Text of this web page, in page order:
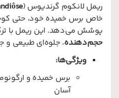
ریمل لانکوم گرندیوس (
خاص برس خمیده خود، حتی
پوشش می‌دهد. این ریمل با
حجم‌دهنده، جلوه‌ای طبیعی و
ویژگی‌ها:
برس خمیده و
آسان